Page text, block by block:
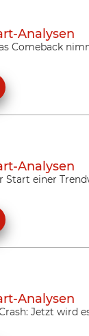
Analysen
Comeback
Analysen
Start einer
Analysen
Jetzt wird